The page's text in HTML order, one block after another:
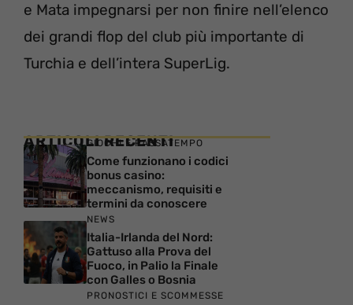
e Mata impegnarsi per non finire nell’elenco
dei grandi flop del club più importante di
Turchia e dell’intera SuperLig.
ARTICOLI RECENTI
GIOCHI E PASSATEMPO
Come funzionano i codici
bonus casino:
meccanismo, requisiti e
termini da conoscere
NEWS
Italia-Irlanda del Nord:
Gattuso alla Prova del
Fuoco, in Palio la Finale
con Galles o Bosnia
PRONOSTICI E SCOMMESSE